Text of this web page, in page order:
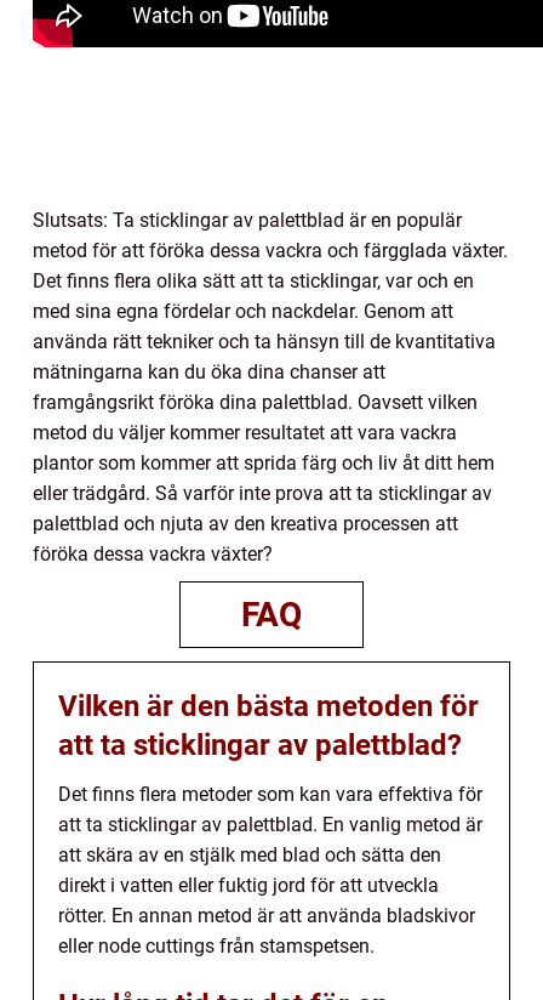
Slutsats: Ta sticklingar av palettblad är en populär
metod för att föröka dessa vackra och färgglada växter.
Det finns flera olika sätt att ta sticklingar, var och en
med sina egna fördelar och nackdelar. Genom att
använda rätt tekniker och ta hänsyn till de kvantitativa
mätningarna kan du öka dina chanser att
framgångsrikt föröka dina palettblad. Oavsett vilken
metod du väljer kommer resultatet att vara vackra
plantor som kommer att sprida färg och liv åt ditt hem
eller trädgård. Så varför inte prova att ta sticklingar av
palettblad och njuta av den kreativa processen att
föröka dessa vackra växter?
FAQ
Vilken är den bästa metoden för
att ta sticklingar av palettblad?
Det finns flera metoder som kan vara effektiva för
att ta sticklingar av palettblad. En vanlig metod är
att skära av en stjälk med blad och sätta den
direkt i vatten eller fuktig jord för att utveckla
rötter. En annan metod är att använda bladskivor
eller node cuttings från stamspetsen.